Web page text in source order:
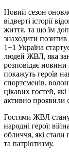
Новий сезон
відверті історії
життя, та що їм
знаходити
1+1 Україна
людей ЖВЛ, яка
розповідає
покажуть героїв
спортсменів,
цікавих гостей,
активно проявили
Гостями ЖВЛ
народні герої:
обличчя, які стали
та патріотизму.